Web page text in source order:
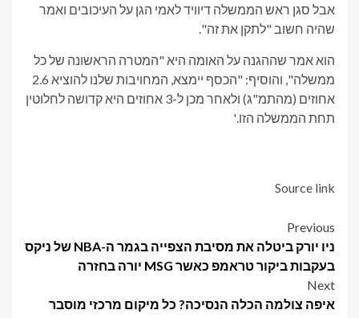
אבל סגן ראש הממשלה דיוויד לאמי הגן על העיכובים ואמר
שהיה חשוב "לתקן את זה".
הוא אמר שההגנה על האומה היא "המטרה הראשונה של כל
ממשלה", והוסיף: "הכסף יימצא, המחויבות שלנו להוציא 2.6
אחוזים (מהתמ"ג) ולאחר מכן ל-3 אחוזים היא קדושה לחלוטין
תחת הממשלה הזו.'
Source link
Post
navigation
Previous
ניו יורק ביטלה את מסיבת הצפייה בגמר ה-NBA של ניקס
בעקבות ביקור טראמפ כאשר MSG יורה בחזרה
Next
איפה צולמה הכלה הנסיכה? כל מיקום מרכזי מוסבר